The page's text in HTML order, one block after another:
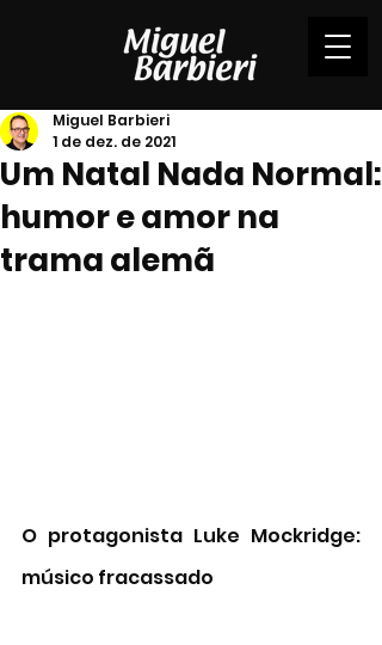
Um Natal Nada Normal:
humor e amor na
trama alemã
Miguel Barbieri
1 de dez. de 2021
O protagonista Luke Mockridge:
músico fracassado